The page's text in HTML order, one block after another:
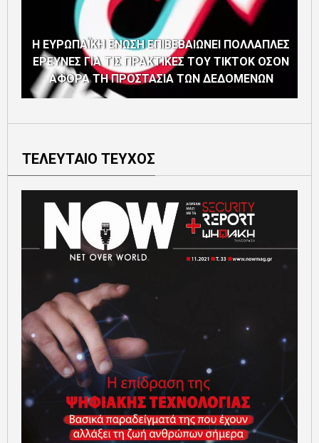
Η ΕΥΡΩΠΑΪΚΗ ΕΝΩΣΗ ΕΠΙΒΕΒΑΙΩΝΕΙ ΠΟΛΛΑΠΛΕΣ
ΕΡΕΥΝΕΣ ΓΙΑ ΤΙΣ ΠΡΑΚΤΙΚΕΣ ΤΟΥ TIKTOK ΟΣΟΝ
ΑΦΟΡΑ ΤΗ ΠΡΟΣΤΑΣΙΑ ΤΩΝ ΔΕΔΟΜΕΝΩΝ
ΤΕΛΕΥΤΑΙΟ ΤΕΥΧΟΣ